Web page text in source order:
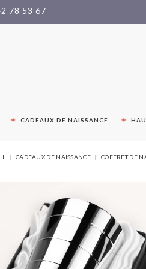
78 53 67
CADEAUX DE NAISSANCE
CADEAUX DE NAISSANCE COFFRET DE